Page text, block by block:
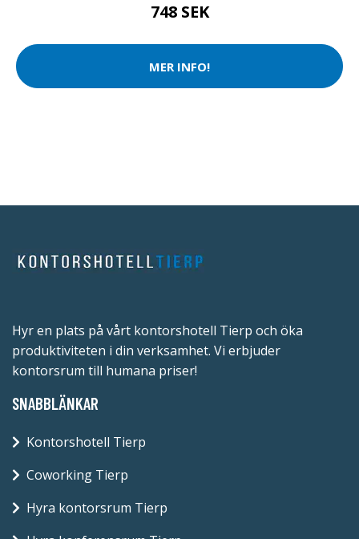
748 SEK
MER INFO!
Hyr en plats på vårt kontorshotell Tierp och öka
produktiviteten i din verksamhet. Vi erbjuder
kontorsrum till humana priser!
SNABBLÄNKAR
Kontorshotell Tierp
Coworking Tierp
Hyra kontorsrum Tierp